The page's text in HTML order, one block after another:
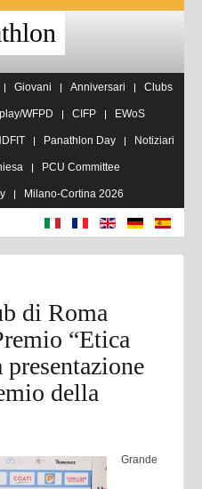
Giovani Anniversari Clubs
WFPD CIFP EWoS
Panathlon Day Notiziari
PCU Committee
Milano-Cortina 2026
di Roma
“Etica
della
Grande